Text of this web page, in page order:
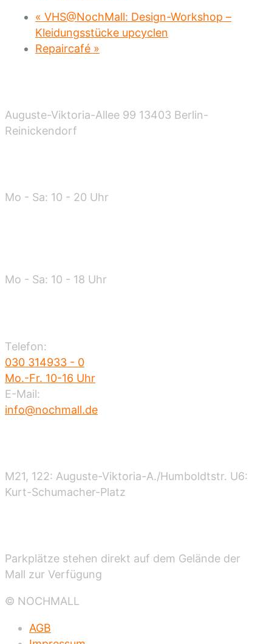
« VHS@NochMall: Design-Workshop –
Kleidungsstücke upcyclen
Repaircafé »
Auguste-Viktoria-Allee 99 13403 Berlin-
Reinickendorf
Mo - Sa: 10 - 20 Uhr
Mo - Sa: 10 - 18 Uhr
Telefon:
030 314933 - 0
Mo.-Fr. 10-16 Uhr
E-Mail:
info@nochmall.de
M21, 122: Auguste-Viktoria-A./Humboldtstr. U6:
Kurt-Schumacher-Platz
Parkplätze stehen direkt auf dem Gelände der
Mall zur Verfügung
© NOCHMALL
AGB